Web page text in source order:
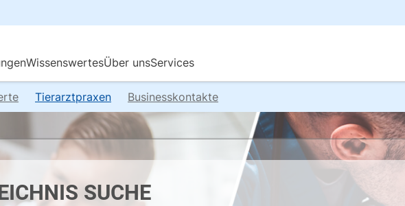
Tierarztpraxen Businesskontakte
SUCHE